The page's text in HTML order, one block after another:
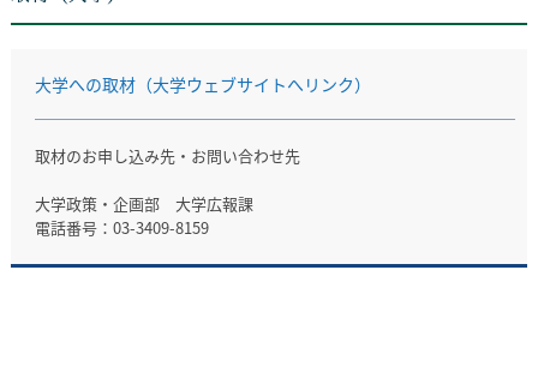
大学への取材（大学ウェブサイトへリンク）
取材のお申し込み先・お問い合わせ先
大学政策・企画部 大学広報課
電話番号：03-3409-8159